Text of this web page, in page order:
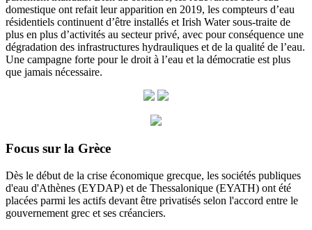
domestique ont refait leur apparition en 2019, les compteurs d’eau
résidentiels continuent d’être installés et Irish Water sous-traite de
plus en plus d’activités au secteur privé, avec pour conséquence une
dégradation des infrastructures hydrauliques et de la qualité de l’eau.
Une campagne forte pour le droit à l’eau et la démocratie est plus
que jamais nécessaire.
Focus sur la Grèce
Dès le début de la crise économique grecque, les sociétés publiques
d'eau d'Athènes (EYDAP) et de Thessalonique (EYATH) ont été
placées parmi les actifs devant être privatisés selon l'accord entre le
gouvernement grec et ses créanciers.